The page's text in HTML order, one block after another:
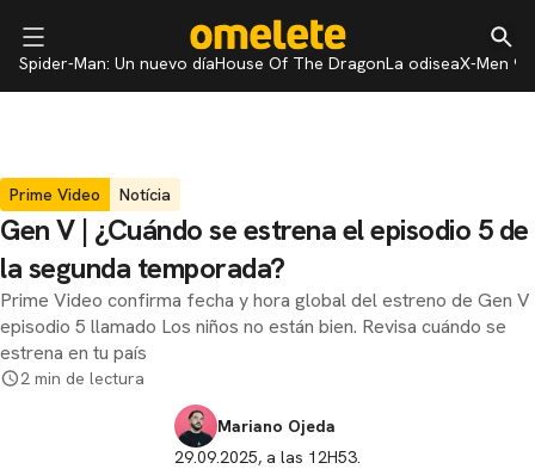
Spider-Man: Un nuevo díaHouse Of The DragonLa odiseaX-Men 97
Prime Video Notícia
Gen V | ¿Cuándo se estrena el episodio 5 de
la segunda temporada?
Prime Video confirma fecha y hora global del estreno de Gen V
episodio 5 llamado Los niños no están bien. Revisa cuándo se
estrena en tu país
2 min de lectura
Mariano Ojeda
29.09.2025, a las 12H53.